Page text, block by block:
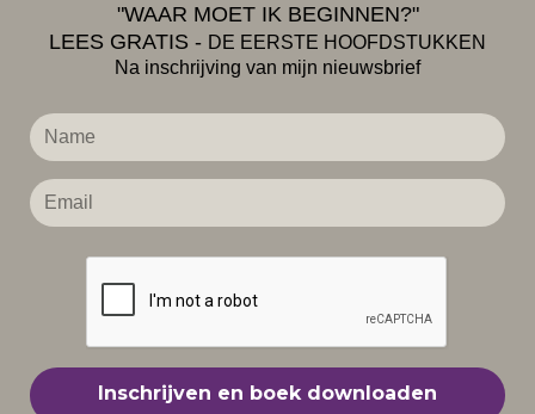
Alle items
Verhaalideeën
Schrijftips
Designtips
Uitgeven
Klantenservice
"WAAR MOET IK BEGINNEN?"
LEES GRATIS - DE EERSTE HOOFDSTUKKEN
Na inschrijving van mijn nieuwsbrief
Inschrijven en boek downloaden